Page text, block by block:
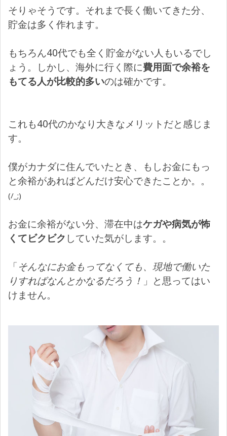
そりゃそうです。それまで長く働いてきた分、
貯金は多く作れます。
もちろん40代でも全く貯金がない人もいるでし
ょう。しかし、海外に行く際に費用面で余裕を
もてる人が比較的多いのは確かです。
これも40代のかなり大きなメリットだと感じま
す。
僕がカナダに住んでいたとき、もしお金にもっ
と余裕があればどんだけ安心できたことか。。
(/_;)
お金に余裕がない分、滞在中はケガや病気が怖
くてビクビク していた気がします。。
「そんなにお金もってなくても、現地で働いた
りすればなんとかなるだろう！ 」と思ってはい
けません。